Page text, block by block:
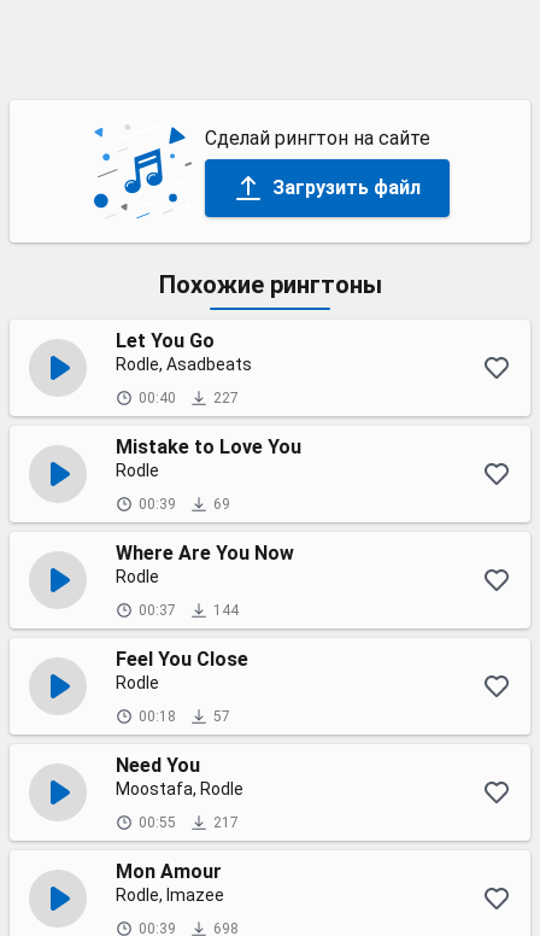
Сделай рингтон на сайте
Загрузить файл
Похожие рингтоны
Let You Go
Rodle, Asadbeats
00:40 227
Mistake to Love You
Rodle
00:39 69
Where Are You Now
Rodle
00:37 144
Feel You Close
Rodle
00:18 57
Need You
Moostafa, Rodle
00:55 217
Mon Amour
Rodle, Imazee
00:39 698